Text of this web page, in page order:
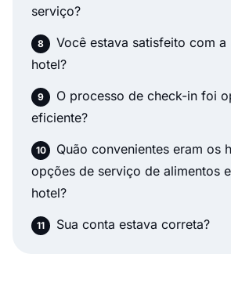
serviço?
Você estava satisfeito com
hotel?
O processo de check-in foi
eficiente?
Quão convenientes eram os
opções de serviço de alimentos
hotel?
Sua conta estava correta?